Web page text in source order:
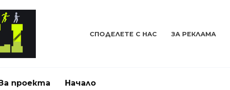
СПОДЕЛЕТЕ С НАС ЗА РЕКЛАМА
проекта Начало